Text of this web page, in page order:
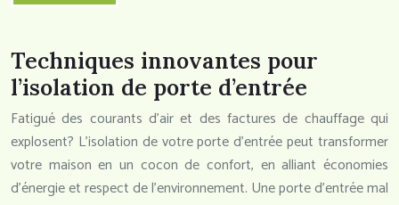
Techniques innovantes pour
l’isolation de porte d’entrée
Fatigué des courants d’air et des factures de chauffage qui
explosent? L’isolation de votre porte d’entrée peut transformer
votre maison en un cocon de confort, en alliant économies
d’énergie et respect de l’environnement. Une porte d’entrée mal